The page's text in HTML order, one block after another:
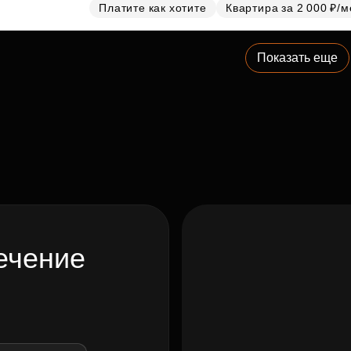
Платите как хотите Квартира за 2 000 ₽/
Показать еще